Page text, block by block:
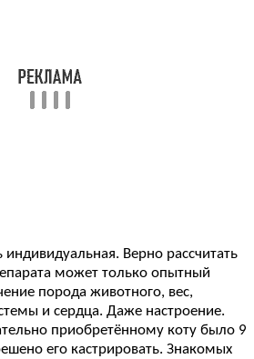
Верно рассчитать
может только опытный
порода животного, вес,
и сердца. Даже настроение.
приобретённому коту было 9
его кастрировать. Знакомых